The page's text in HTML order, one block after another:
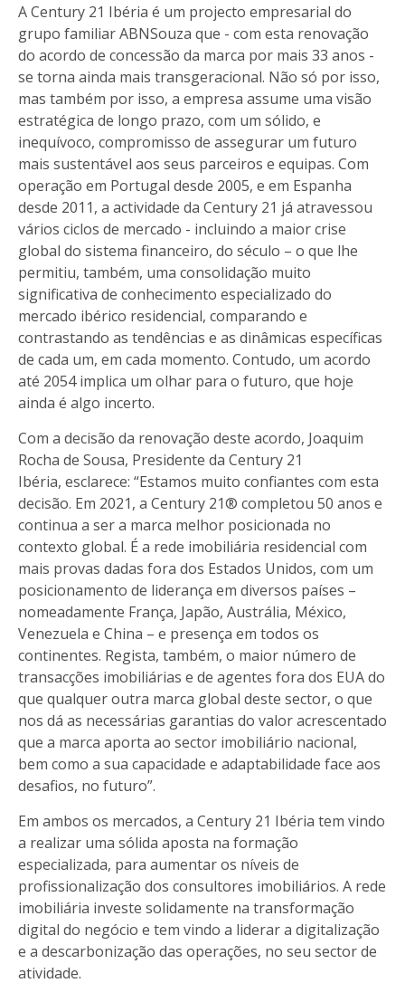
A Century 21 Ibéria é um projecto empresarial do
grupo familiar ABNSouza que - com esta renovação
do acordo de concessão da marca por mais 33 anos -
se torna ainda mais transgeracional. Não só por isso,
mas também por isso, a empresa assume uma visão
estratégica de longo prazo, com um sólido, e
inequívoco, compromisso de assegurar um futuro
mais sustentável aos seus parceiros e equipas. Com
operação em Portugal desde 2005, e em Espanha
desde 2011, a actividade da Century 21 já atravessou
vários ciclos de mercado - incluindo a maior crise
global do sistema financeiro, do século – o que lhe
permitiu, também, uma consolidação muito
significativa de conhecimento especializado do
mercado ibérico residencial, comparando e
contrastando as tendências e as dinâmicas específicas
de cada um, em cada momento. Contudo, um acordo
até 2054 implica um olhar para o futuro, que hoje
ainda é algo incerto.
Com a decisão da renovação deste acordo, Joaquim
Rocha de Sousa, Presidente da Century 21
Ibéria, esclarece: “Estamos muito confiantes com esta
decisão. Em 2021, a Century 21® completou 50 anos e
continua a ser a marca melhor posicionada no
contexto global. É a rede imobiliária residencial com
mais provas dadas fora dos Estados Unidos, com um
posicionamento de liderança em diversos países –
nomeadamente França, Japão, Austrália, México,
Venezuela e China – e presença em todos os
continentes. Regista, também, o maior número de
transacções imobiliárias e de agentes fora dos EUA do
que qualquer outra marca global deste sector, o que
nos dá as necessárias garantias do valor acrescentado
que a marca aporta ao sector imobiliário nacional,
bem como a sua capacidade e adaptabilidade face aos
desafios, no futuro”.
Em ambos os mercados, a Century 21 Ibéria tem vindo
a realizar uma sólida aposta na formação
especializada, para aumentar os níveis de
profissionalização dos consultores imobiliários. A rede
imobiliária investe solidamente na transformação
digital do negócio e tem vindo a liderar a digitalização
e a descarbonização das operações, no seu sector de
atividade.